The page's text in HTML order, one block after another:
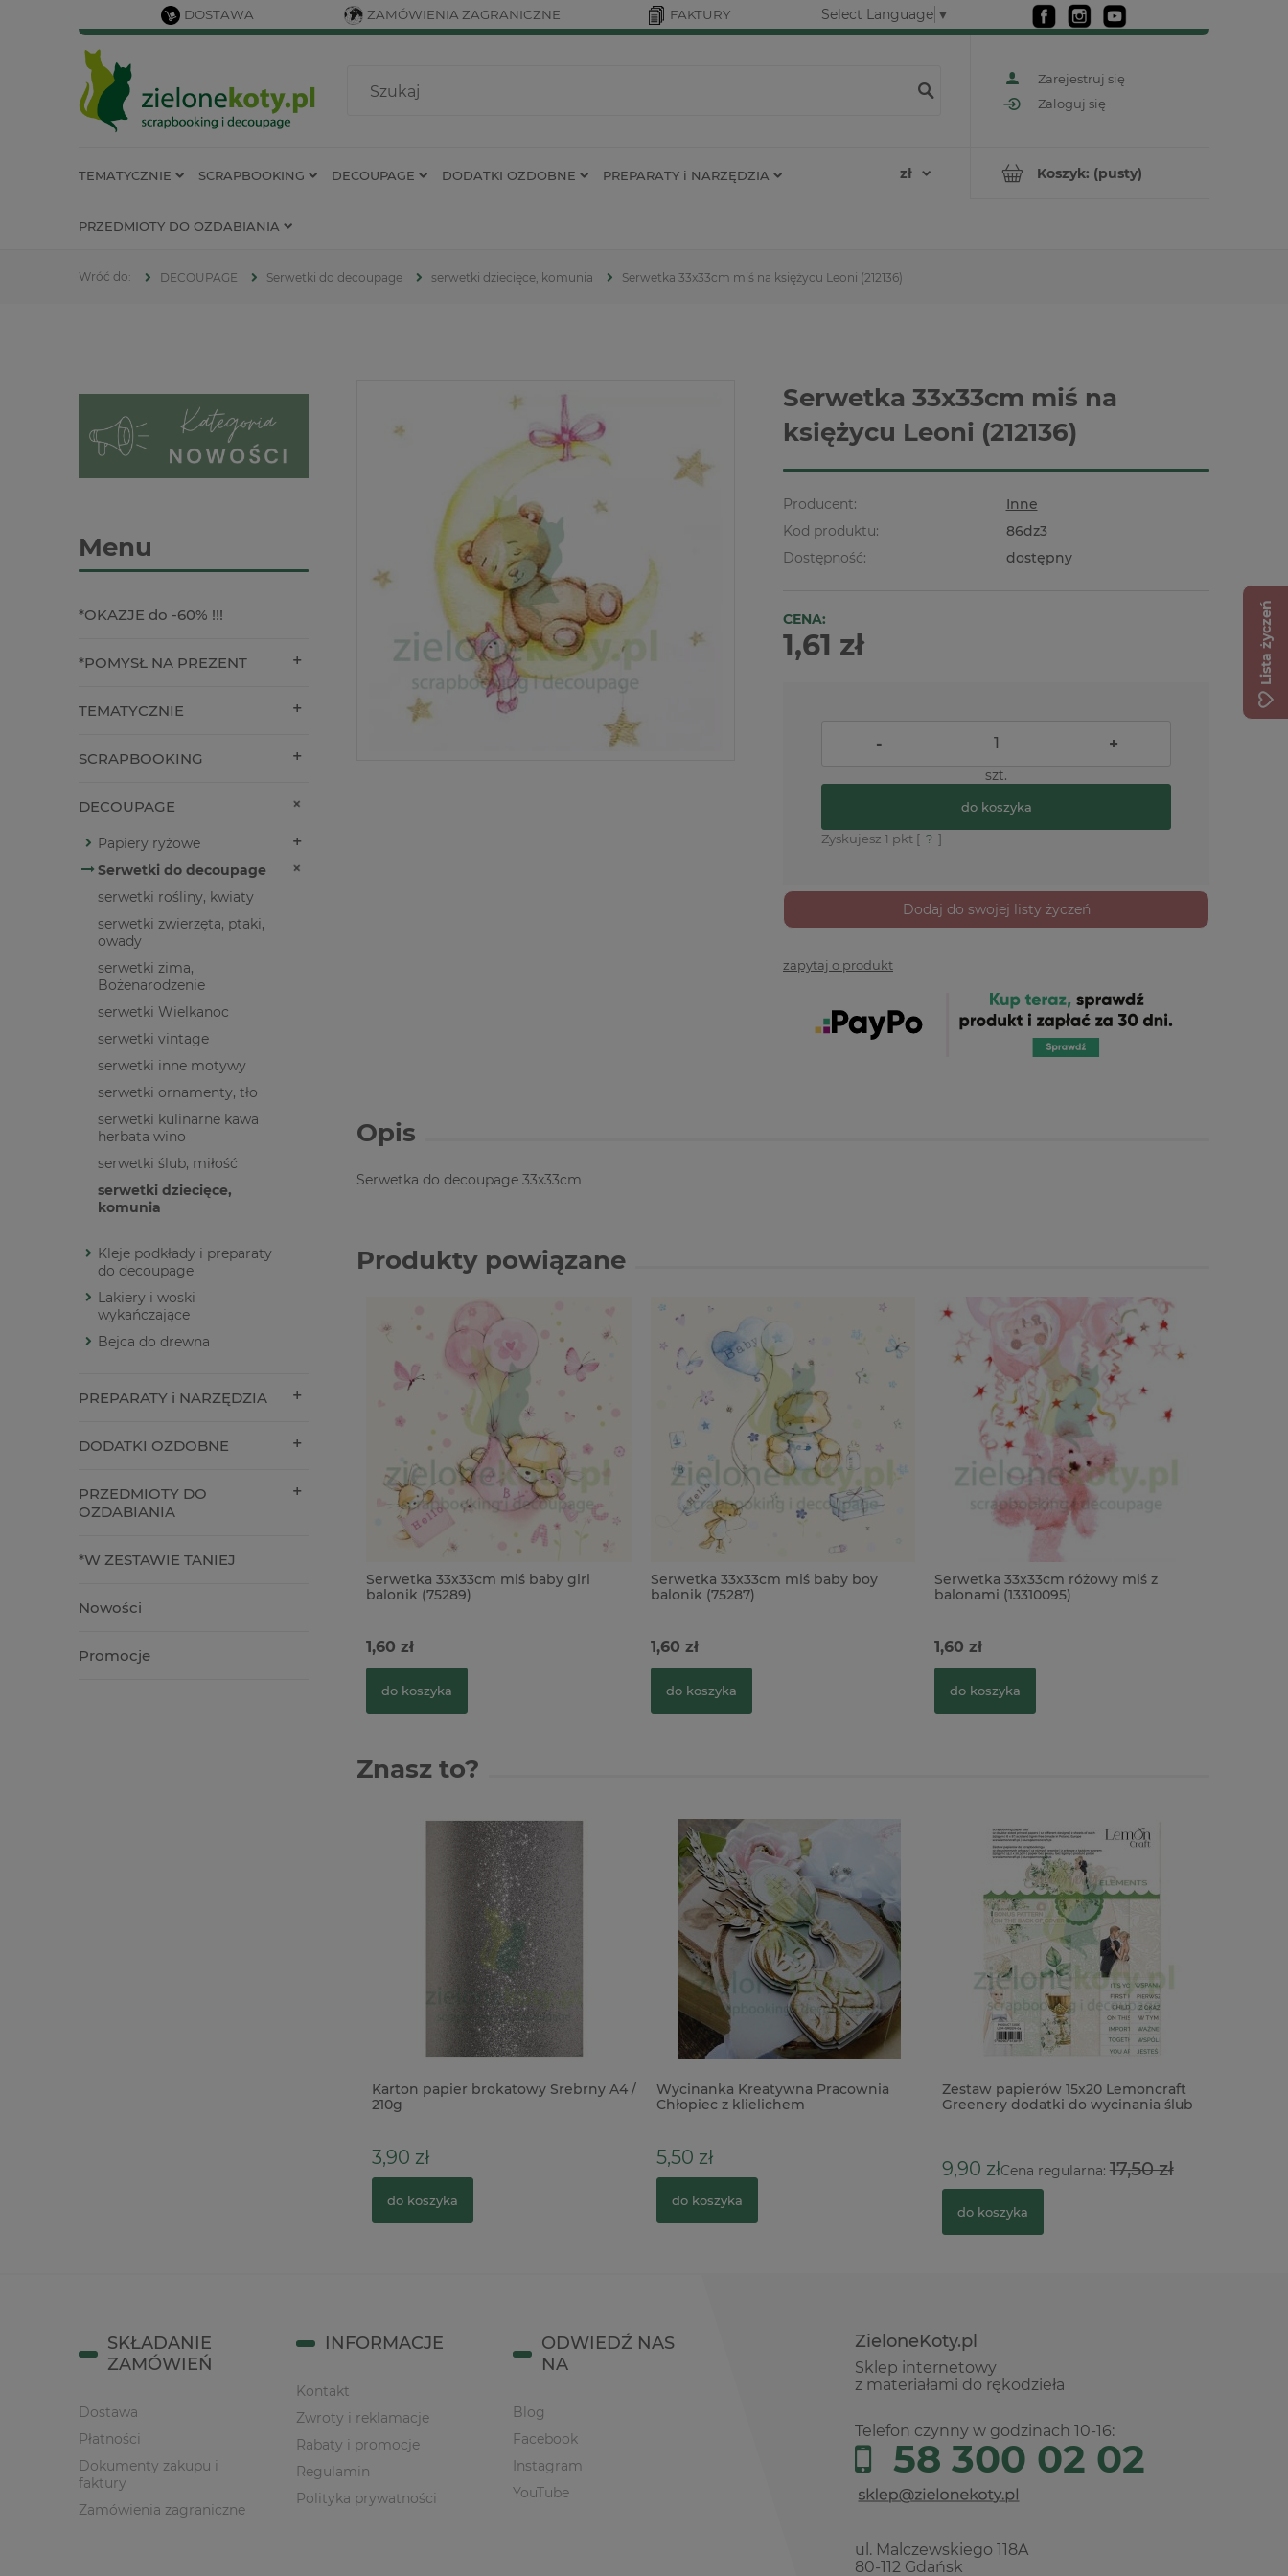
DOSTAWA ZAMÓWIENIA ZAGRANICZNE FAKTURY Select Language ▼
Zarejestruj się
Zaloguj się
Koszyk: (pusty)
TEMATYCZNIE SCRAPBOOKING DECOUPAGE DODATKI OZDOBNE PREPARATY i NARZĘDZIA
PRZEDMIOTY DO OZDABIANIA
DECOUPAGE Serwetki do decoupage serwetki dziecięce, komunia Serwetka 33x33cm miś na księżycu Leoni (212136)
Menu
*OKAZJE do -60% !!!
*POMYSŁ NA PREZENT
TEMATYCZNIE
SCRAPBOOKING
DECOUPAGE
Papiery ryżowe
Serwetki do decoupage
serwetki rośliny, kwiaty
serwetki zwierzęta, ptaki,
owady
serwetki zima,
Bożenarodzenie
serwetki Wielkanoc
serwetki vintage
serwetki inne motywy
serwetki ornamenty, tło
serwetki kulinarne kawa
herbata wino
serwetki ślub, miłość
serwetki dziecięce,
komunia
Kleje podkłady i preparaty
do decoupage
Lakiery i woski
wykańczające
Bejca do drewna
PREPARATY i NARZĘDZIA
DODATKI OZDOBNE
PRZEDMIOTY DO
OZDABIANIA
*W ZESTAWIE TANIEJ
Nowości
Promocje
Serwetka 33x33cm miś na
księżycu Leoni (212136)
Producent:
Inne
Kod produktu:
86dz3
Dostępność:
dostępny
CENA:
1,61 zł
- +
szt.
do koszyka
Zyskujesz 1 pkt [ ? ]
Dodaj do swojej listy życzeń
zapytaj o produkt
Opis
Serwetka do decoupage 33x33cm
Produkty powiązane
Serwetka 33x33cm miś baby girl
balonik (75289)
1,60 zł
do koszyka
Serwetka 33x33cm miś baby boy
balonik (75287)
1,60 zł
do koszyka
Serwetka 33x33cm różowy miś z
balonami (13310095)
1,60 zł
do koszyka
Znasz to?
Karton papier brokatowy Srebrny A4 /
210g
3,90 zł
do koszyka
Wycinanka Kreatywna Pracownia
Chłopiec z klielichem
5,50 zł
do koszyka
Zestaw papierów 15x20 Lemoncraft
Greenery dodatki do wycinania ślub
9,90 złCena regularna:17,50 zł
do koszyka
ZieloneKoty.pl
Sklep internetowy
z materiałami do rękodzieła
Telefon czynny w godzinach 10-16:
58 300 02 02
ul. Malczewskiego 118A
80-112 Gdańsk
SKŁADANIE
ZAMÓWIEŃ
Dostawa
Płatności
Dokumenty zakupu i
faktury
Zamówienia zagraniczne
INFORMACJE
Kontakt
Zwroty i reklamacje
Rabaty i promocje
Regulamin
Polityka prywatności
ODWIEDŹ NAS
NA
Blog
Facebook
Instagram
YouTube
Lista życzeń